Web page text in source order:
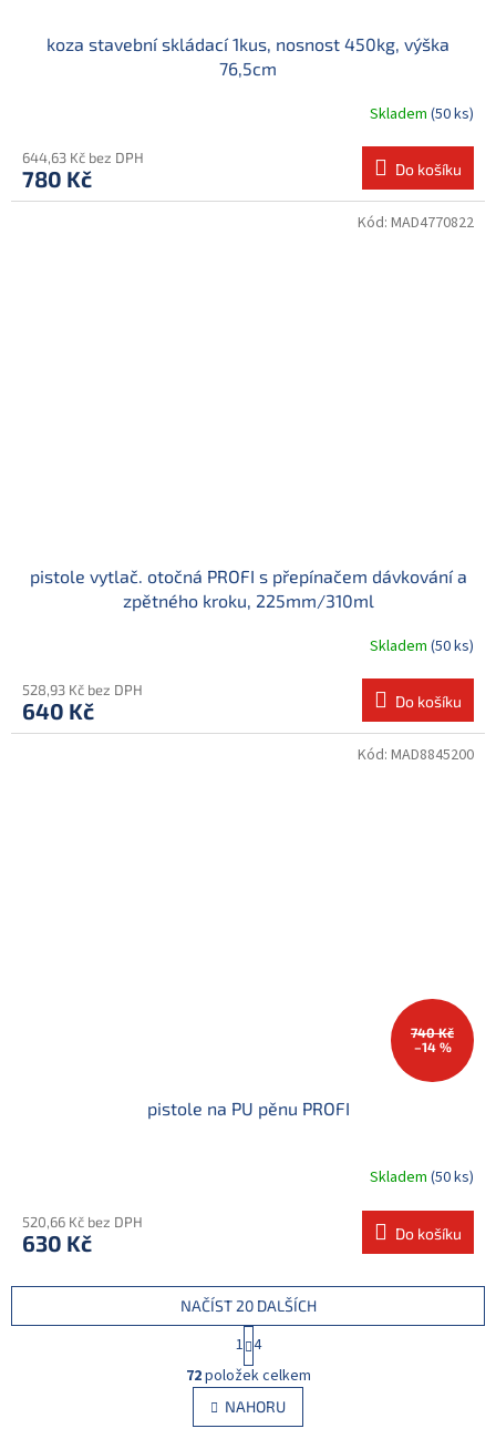
koza stavební skládací 1kus, nosnost 450kg, výška
76,5cm
Skladem (50 ks)
644,63 Kč bez DPH
780 Kč Do košíku
pistole vytlač. otočná PROFI s přepínačem dávkování a
zpětného kroku, 225mm/310ml
Skladem (50 ks)
528,93 Kč bez DPH
640 Kč Do košíku
Kód: MAD4770822
740 Kč
–14 %
pistole na PU pěnu PROFI
Skladem (50 ks)
520,66 Kč bez DPH
630 Kč Do košíku
Kód: MAD8845200
O
v
l
á
NAČÍST 20 DALŠÍCH
S
t
r
á
n
k
1 4
72položek celkem
NAHORU